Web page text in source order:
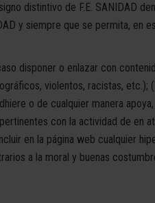
distintivo de F.E. SANIDAD
y siempre que se permita, en
disponer o enlazar con
violentos, racistas, etc.);
o de cualquier manera
con la actividad de en
en la página web cualquier
a la moral y buenas